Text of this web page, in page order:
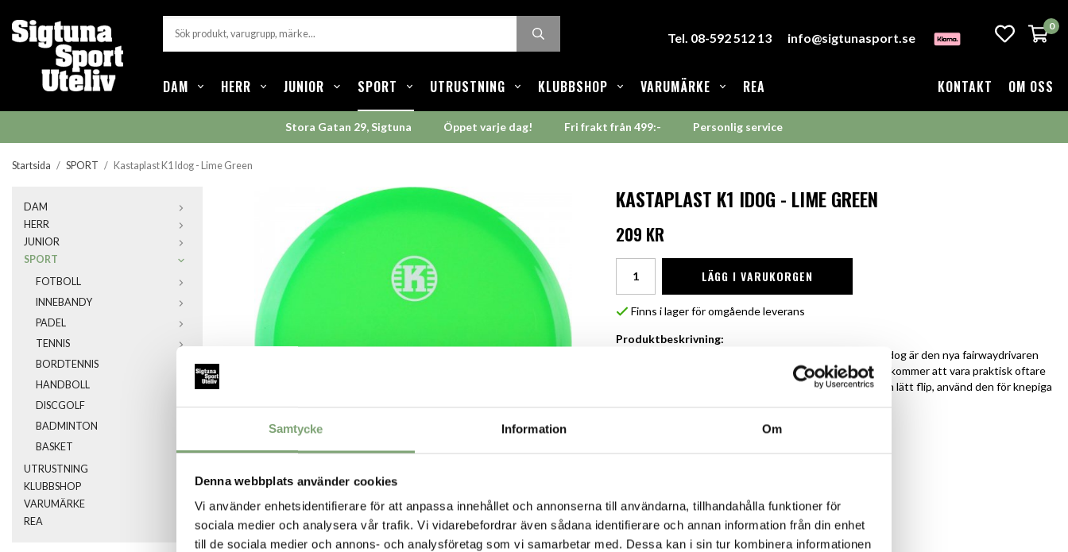
Samtycke Information Om
Denna webbplats använder cookies
Vi använder enhetsidentifierare för att anpassa innehållet och annonserna till användarna, tillhandahålla funktioner för
sociala medier och analysera vår trafik. Vi vidarebefordrar även sådana identifierare och annan information från din enhet
till de sociala medier och annons- och analysföretag som vi samarbetar med. Dessa kan i sin tur kombinera informationen
Tel. 08-592 512 13 info@sigtunasport.se
0
DAM HERR JUNIOR SPORT UTRUSTNING KLUBBSHOP VARUMÄRKE REA KONTAKT OM OSS
Stora Gatan 29, Sigtuna Öppet varje dag! Fri frakt från 499:- Personlig service
Startsida / SPORT / Kastaplast K1 Idog - Lime Green
DAM
HERR
JUNIOR
SPORT
FOTBOLL
INNEBANDY
PADEL
TENNIS
BORDTENNIS
HANDBOLL
DISCGOLF
BADMINTON
BASKET
UTRUSTNING
KLUBBSHOP
VARUMÄRKE
REA
KASTAPLAST K1 IDOG - LIME GREEN
209 KR
LÄGG I VARUKORGEN
Finns i lager för omgående leverans
Produktbeskrivning:
Att kontrollera fairwayen är att kontrollera spelet och Idog är den nya fairwaydrivaren
som ansvarar för denna uppgift. Denna mångsidiga disc kommer att vara praktisk oftare
än du tror. Kasta den platt och se den hålla linjen med en lätt flip, använd den för knepiga
Lämplig för: Mellanmåttiga och avancerade spelare
Specifikation:
SPARA SOM FAVORIT